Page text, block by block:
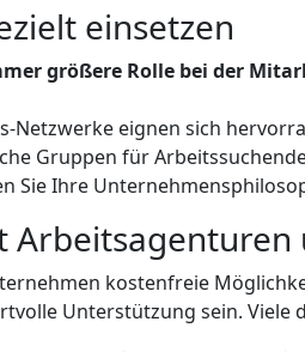
einsetzen
größere Rolle bei der
Netzwerke eignen sich
Gruppen für
Sie Ihre
kostenfreie
Unterstützung sein.